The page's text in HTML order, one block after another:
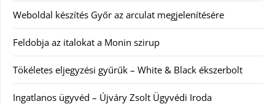
Weboldal készítés Győr az arculat megjelenítésére
Feldobja az italokat a Monin szirup
Tökéletes eljegyzési gyűrűk – White & Black ékszerbolt
Ingatlanos ügyvéd – Újváry Zsolt Ügyvédi Iroda